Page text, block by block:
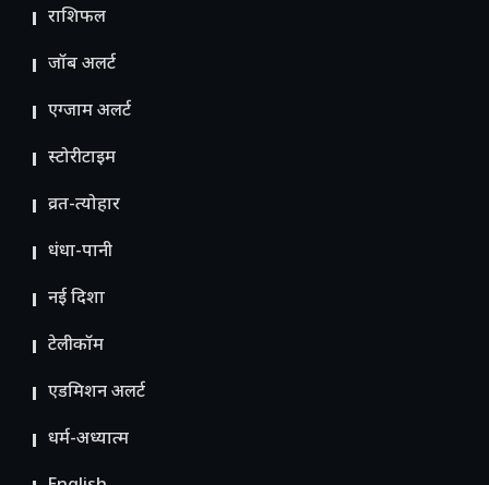
राशिफल
जॉब अलर्ट
एग्जाम अलर्ट
स्टोरीटाइम
व्रत-त्योहार
धंधा-पानी
नई दिशा
टेलीकॉम
ए​डमिशन अलर्ट
धर्म-अध्यात्म